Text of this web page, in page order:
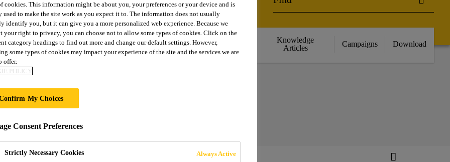
Automotive & Industry
Solutions
Retail
Projects
Reference
Knowledge
Articles
Campaigns Download
cookies. This information might be about you, your preferences or your device and is
used to make the site work as you expect it to. The information does not usually
identify you, but it can give you a more personalized web experience. Because we
your right to privacy, you can choose not to allow some types of cookies. Click on the
category headings to find out more and change our default settings. However,
some types of cookies may impact your experience of the site and the services we are
offer.
POLICY
My Choices
Consent Preferences
Strictly Necessary Cookies Always Active